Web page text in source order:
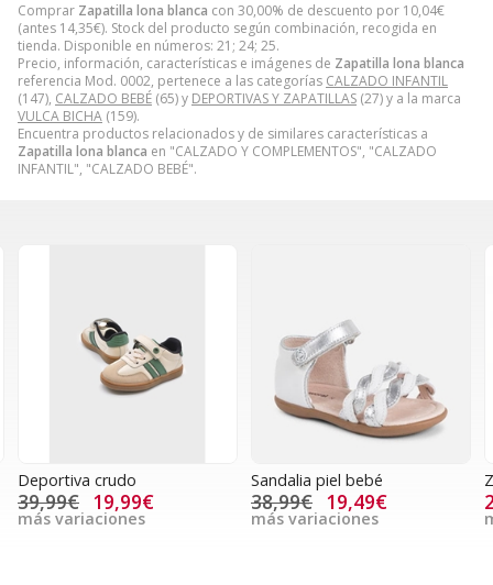
Comprar Zapatilla lona blanca con 30,00% de descuento por 10,04€
(antes 14,35€). Stock del producto según combinación, recogida en
tienda. Disponible en números: 21; 24; 25.
Precio, información, características e imágenes de Zapatilla lona blanca
referencia Mod. 0002, pertenece a las categorías CALZADO INFANTIL
(147), CALZADO BEBÉ (65) y DEPORTIVAS Y ZAPATILLAS (27) y a la marca
VULCA BICHA (159).
Encuentra productos relacionados y de similares características a
Zapatilla lona blanca en "CALZADO Y COMPLEMENTOS", "CALZADO
INFANTIL", "CALZADO BEBÉ".
Sandalia piel bebé
38,99€ 19,49€
más variaciones
Zapatilla animales
20,40€
más variaciones